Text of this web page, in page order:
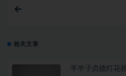
相关文章
半半子贞德灯花